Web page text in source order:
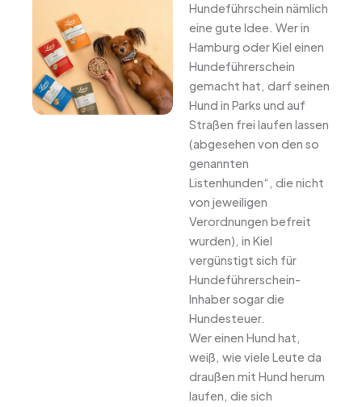
Hundeführschein nämlich
eine gute Idee. Wer in
Hamburg oder Kiel einen
Hundeführerschein
gemacht hat, darf seinen
Hund in Parks und auf
Straßen frei laufen lassen
(abgesehen von den so
genannten
Listenhunden“, die nicht
von jeweiligen
Verordnungen befreit
wurden), in Kiel
vergünstigt sich für
Hundeführerschein-
Inhaber sogar die
Hundesteuer.
Wer einen Hund hat,
weiß, wie viele Leute da
draußen mit Hund herum
laufen, die sich